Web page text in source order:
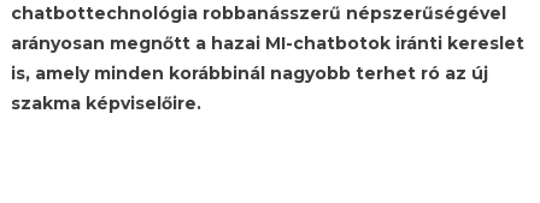
chatbottechnológia robbanásszerű népszerűségével
arányosan megnőtt a hazai MI-chatbotok iránti kereslet
is, amely minden korábbinál nagyobb terhet ró az új
szakma képviselőire.